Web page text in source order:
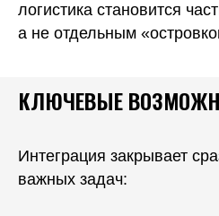
логистика становится
а не отдельным
КЛЮЧЕВЫЕ
Интеграция закрывает
важных задач: